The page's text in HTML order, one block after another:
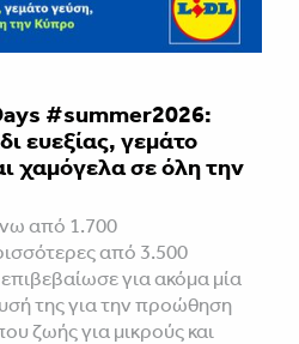
#summer2026:
ευεξίας, γεμάτο
χαμόγελα σε όλη την
από 1.700
από 3.500
για ακόμα μία
της για την προώθηση
ζωής για μικρούς και